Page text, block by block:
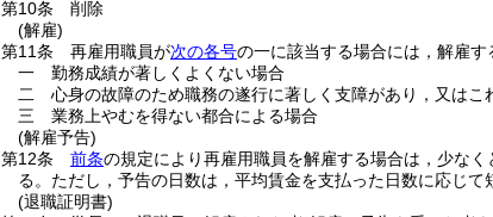
第10条
削除
(解雇)
第11条
再雇用職員が次の各号の一に該当する場合には，解雇す
一
勤務成績が著しくよくない場合
二
心身の故障のため職務の遂行に著しく支障があり，又はこ
三
業務上やむを得ない都合による場合
(解雇予告)
第12条
前条の規定により再雇用職員を解雇する場合は，少な
る。 ただし，予告の日数は，平均賃金を支払った日数に応じて
(退職証明書)